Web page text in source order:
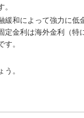
緩和によって強力に低
定金利は海外金利（特
。
。